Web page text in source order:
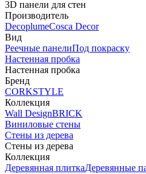
3D панели для стен
Производитель
DecoplumeCosca Decor
Вид
Реечные панелиПод покраску
Настенная пробка
Настенная пробка
Бренд
CORKSTYLE
Коллекция
Wall DesignBRICK
Виниловые стены
Стены из дерева
Стены из дерева
Коллекция
Деревянная плиткаДеревянные